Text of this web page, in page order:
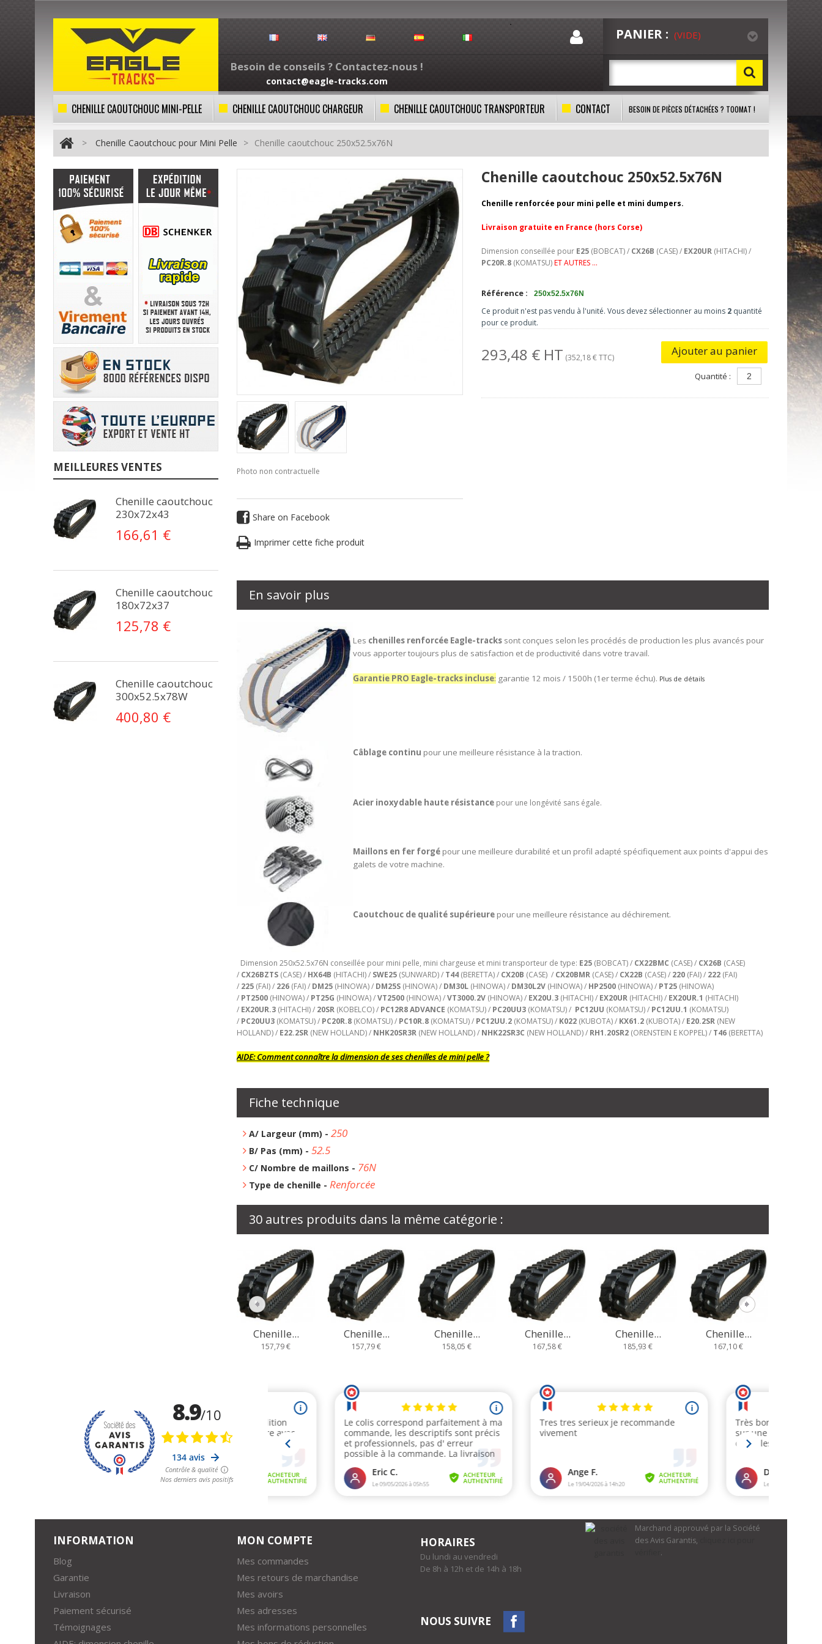
CHENILLE CAOUTCHOUC MINI-PELLE CHENILLE CAOUTCHOUC CHARGEUR CHENILLE CAOUTCHOUC TRANSPORTEUR CONTACT BESOIN DE PIÈCES DÉTACHÉES ? TOOMAT !
Besoin de conseils ? Contactez-nous !
contact@eagle-tracks.com
PANIER : (VIDE)
> Chenille Caoutchouc pour Mini Pelle > Chenille caoutchouc 250x52.5x76N
MEILLEURES VENTES
Chenille caoutchouc
230x72x43
166,61 €
Chenille caoutchouc
180x72x37
125,78 €
Chenille caoutchouc
300x52.5x78W
400,80 €
Photo non contractuelle
Share on Facebook
Imprimer cette fiche produit
Chenille caoutchouc 250x52.5x76N
Chenille renforcée pour mini pelle et mini dumpers.
Livraison gratuite en France (hors Corse)
Dimension conseillée pour E25 (BOBCAT) / CX26B (CASE) / EX20UR (HITACHI) /
PC20R.8 (KOMATSU)ET AUTRES ...
Référence : 250x52.5x76N
Ce produit n'est pas vendu à l'unité. Vous devez sélectionner au moins 2 quantité
pour ce produit.
293,48 € HT (352,18 € TTC) Ajouter au panier
Quantité :
En savoir plus
Les chenilles renforcée Eagle-tracks sont conçues selon les procédés de production les plus avancés pour
vous apporter toujours plus de satisfaction et de productivité dans votre travail.
Garantie PRO Eagle-tracks incluse: garantie 12 mois / 1500h (1er terme échu). Plus de détails
Câblage continu pour une meilleure résistance à la traction.
Acier inoxydable haute résistance pour une longévité sans égale.
Maillons en fer forgé pour une meilleure durabilité et un profil adapté spécifiquement aux points d'appui des
galets de votre machine.
Caoutchouc de qualité supérieure pour une meilleure résistance au déchirement.
Dimension 250x52.5x76N conseillée pour mini pelle, mini chargeuse et mini transporteur de type: E25 (BOBCAT) / CX22BMC (CASE) / CX26B (CASE)
/ CX26BZTS (CASE) / HX64B (HITACHI) / SWE25 (SUNWARD) / T44 (BERETTA) / CX20B (CASE) / CX20BMR (CASE) / CX22B (CASE) / 220 (FAI) / 222 (FAI)
/ 225 (FAI) / 226 (FAI) / DM25 (HINOWA) / DM25S (HINOWA) / DM30L (HINOWA) / DM30L2V (HINOWA) / HP2500 (HINOWA) / PT25 (HINOWA)
/ PT2500 (HINOWA) / PT25G (HINOWA) /VT2500 (HINOWA) /VT3000.2V (HINOWA) / EX20U.3 (HITACHI) / EX20UR (HITACHI) / EX20UR.1 (HITACHI)
/ EX20UR.3 (HITACHI) / 20SR (KOBELCO) / PC12R8 ADVANCE (KOMATSU) / PC20UU3 (KOMATSU) / PC12UU (KOMATSU) / PC12UU.1 (KOMATSU)
/ PC20UU3 (KOMATSU) / PC20R.8 (KOMATSU) / PC10R.8 (KOMATSU) / PC12UU.2 (KOMATSU) / K022 (KUBOTA) / KX61.2 (KUBOTA) / E20.2SR (NEW
HOLLAND) / E22.2SR (NEW HOLLAND) / NHK20SR3R (NEW HOLLAND) / NHK22SR3C (NEW HOLLAND) / RH1.20SR2 (ORENSTEIN E KOPPEL) / T46 (BERETTA)
AIDE:Comment connaître la dimension de ses chenilles de mini pelle ?
Fiche technique
A/ Largeur (mm) - 250
B/ Pas (mm) - 52.5
C/ Nombre de maillons - 76N
Type de chenille - Renforcée
30 autres produits dans la même catégorie :
Chenille...
157,79 €
Chenille...
158,05 €
Chenille...
167,58 €
Chenille...
185,93 €
Chenille...
167,10 €
Chenille...
235,67 €
INFORMATION
Blog
Garantie
Livraison
Paiement sécurisé
Témoignages
MON COMPTE
Mes commandes
Mes retours de marchandise
Mes avoirs
Mes adresses
Mes informations personnelles
NOUS SUIVRE
HORAIRES
Du lundi au vendredi
De 8h à 12h et de 14h à 18h
Marchand approuvé par la Société
des Avis Garantis,
.